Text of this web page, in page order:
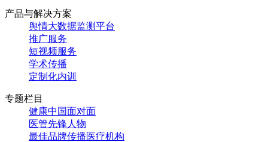
产品与解决方案
舆情大数据监测平台
推广服务
短视频服务
学术传播
定制化内训
专题栏目
健康中国面对面
医管先锋人物
最佳品牌传播医疗机构